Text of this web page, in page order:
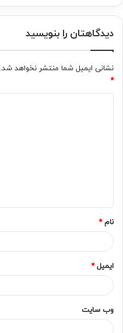
دیدگاهتان را بنویسید
نشانی ایمیل شما منتشر نخواهد شد.
*
*
نام*
ایمیل*
وب‌ سایت